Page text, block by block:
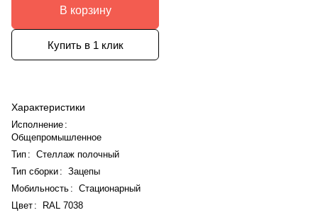
В корзину
Купить в 1 клик
Характеристики
Исполнение :
Общепромышленное
Тип : Стеллаж полочный
Тип сборки: Зацепы
Мобильность : Стационарный
Цвет :
RAL 7038